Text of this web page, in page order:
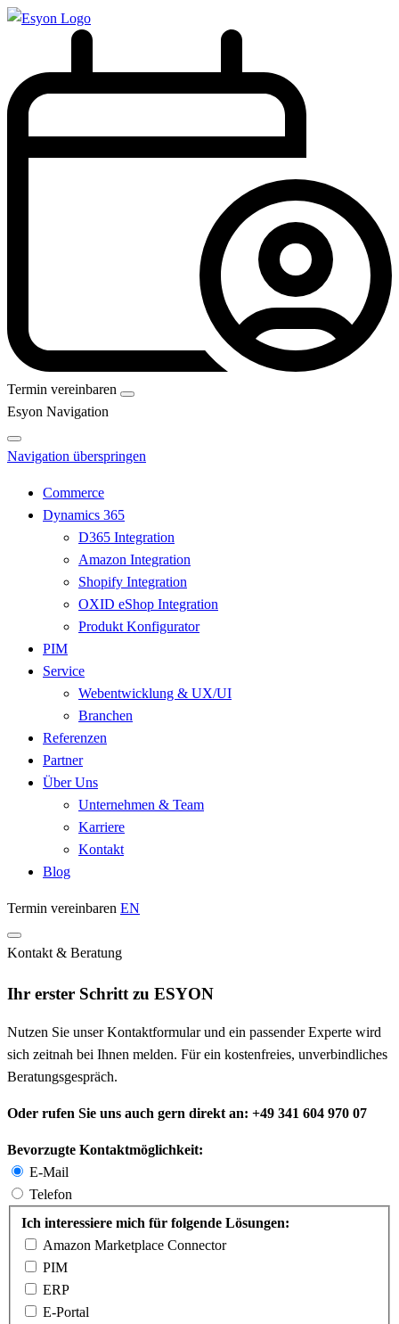
Termin vereinbaren
Esyon Navigation
Navigation überspringen
Commerce
Dynamics 365
D365 Integration
Amazon Integration
Shopify Integration
OXID eShop Integration
Produkt Konfigurator
PIM
Service
Webentwicklung & UX/UI
Branchen
Referenzen
Partner
Über Uns
Unternehmen & Team
Karriere
Kontakt
Blog
Termin vereinbaren EN
Kontakt & Beratung
Ihr erster Schritt zu ESYON
Nutzen Sie unser Kontaktformular und ein passender Experte wird
sich zeitnah bei Ihnen melden. Für ein kostenfreies, unverbindliches
Beratungsgespräch.
Oder rufen Sie uns auch gern direkt an: +49 341 604 970 07
Bevorzugte Kontaktmöglichkeit:
E-Mail
Telefon
Ich interessiere mich für folgende Lösungen:
Amazon Marketplace Connector
PIM
ERP
E-Portal